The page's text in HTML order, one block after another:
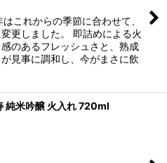
これからの季節に合わせて、
更しました。 即詰めによる火
のあるフレッシュさと、熟成
見事に調和し、今がまさに飲
純米吟醸 火入れ 720ml